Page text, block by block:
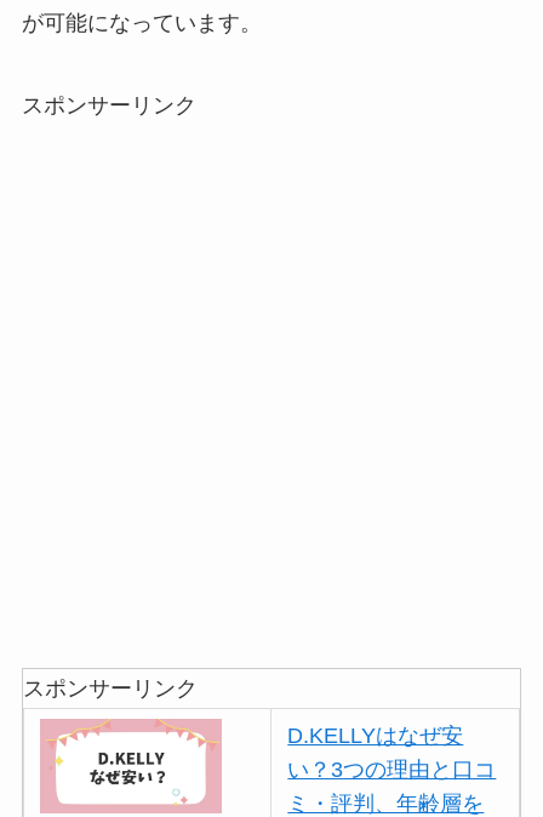
が可能になっています。
スポンサーリンク
スポンサーリンク
D.KELLYはなぜ安
い？3つの理由と口コ
ミ・評判、年齢層を